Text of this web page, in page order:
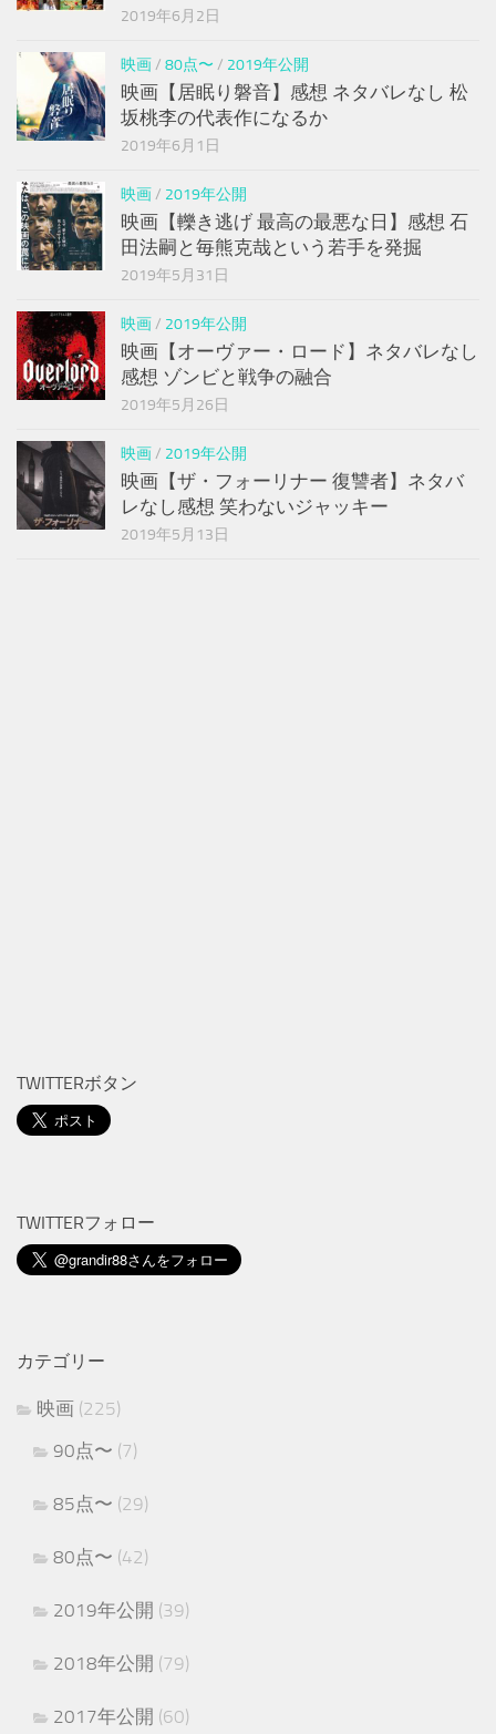
2019年6月2日
映画/ 80点〜 / 2019年公開
映画【居眠り磐音】感想 ネタバレなし 松
坂桃李の代表作になるか
2019年6月1日
映画/ 2019年公開
映画【轢き逃げ 最高の最悪な日】感想 石
田法嗣と毎熊克哉という若手を発掘
2019年5月31日
映画/ 2019年公開
映画【オーヴァー・ロード】ネタバレなし
感想 ゾンビと戦争の融合
2019年5月26日
映画/ 2019年公開
映画【ザ・フォーリナー 復讐者】ネタバ
レなし感想 笑わないジャッキー
2019年5月13日
TWITTERボタン
TWITTERフォロー
カテゴリー
映画 (225)
90点〜 (7)
85点〜 (29)
80点〜 (42)
2019年公開 (39)
2018年公開 (79)
2017年公開 (60)